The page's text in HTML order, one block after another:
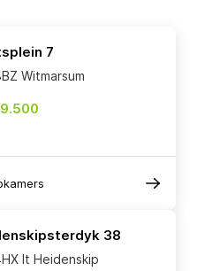
7
Witmarsum
38
It Heidenskip